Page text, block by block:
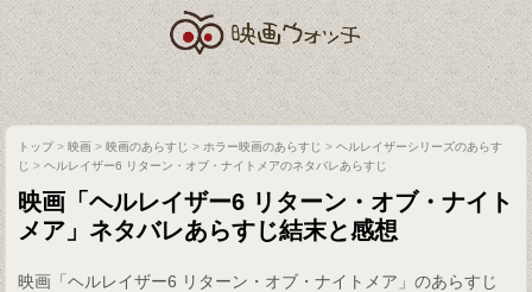
トップ>映画 >映画のあらすじ > ホラー映画のあらすじ >ヘルレイザーシリーズのあらす
じ >ヘルレイザー6 リターン・オブ・ナイトメアのネタバレあらすじ
映画「ヘルレイザー6 リターン・オブ・ナイト
メア」ネタバレあらすじ結末と感想
映画「ヘルレイザー6 リターン・オブ・ナイトメア」のあらすじ